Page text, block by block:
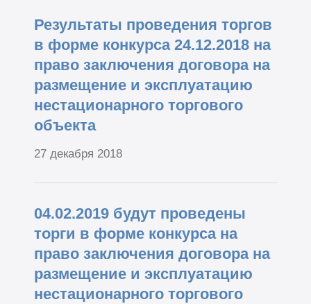
Результаты проведения торгов
в форме конкурса 24.12.2018 на
право заключения договора на
размещение и эксплуатацию
нестационарного торгового
объекта
27 декабря 2018
04.02.2019 будут проведены
торги в форме конкурса на
право заключения договора на
размещение и эксплуатацию
нестационарного торгового